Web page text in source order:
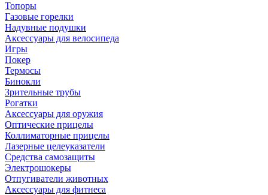
Топоры
Газовые горелки
Надувные подушки
Аксессуары для велосипеда
Игры
Покер
Термосы
Бинокли
Зрительные трубы
Рогатки
Аксессуары для оружия
Оптические прицелы
Коллиматорные прицелы
Лазерные целеуказатели
Средства самозащиты
Электрошокеры
Отпугиватели животных
Аксессуары для фитнеса